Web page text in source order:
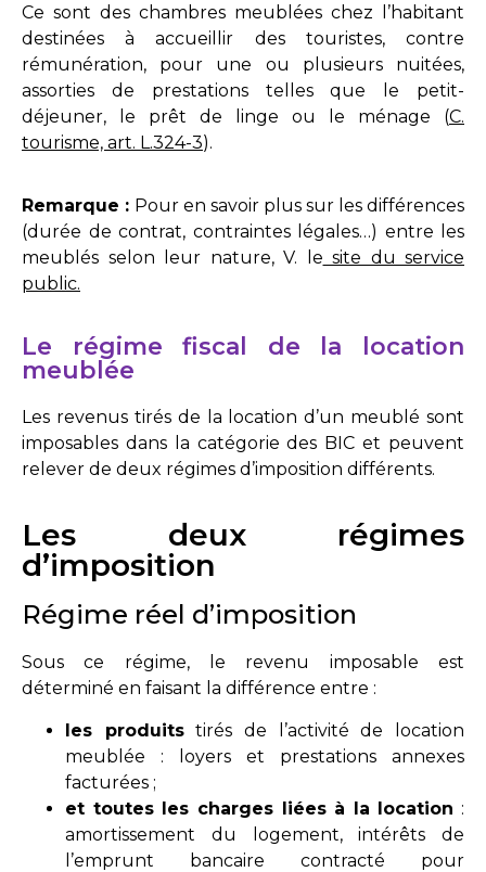
Ce sont des chambres meublées chez l’habitant
destinées à accueillir des touristes, contre
rémunération, pour une ou plusieurs nuitées,
assorties de prestations telles que le petit-
déjeuner, le prêt de linge ou le ménage (C.
tourisme, art. L.324-3).
Remarque : Pour en savoir plus sur les différences
(durée de contrat, contraintes légales…) entre les
meublés selon leur nature, V. le site du service
public.
Le régime fiscal de la location
meublée
Les revenus tirés de la location d’un meublé sont
imposables dans la catégorie des BIC et peuvent
relever de deux régimes d’imposition différents.
Les deux régimes
d’imposition
Régime réel d’imposition
Sous ce régime, le revenu imposable est
déterminé en faisant la différence entre :
les produitstirés de l’activité de location
meublée : loyers et prestations annexes
facturées ;
et toutes les charges liées à la location :
amortissement du logement, intérêts de
l’emprunt bancaire contracté pour